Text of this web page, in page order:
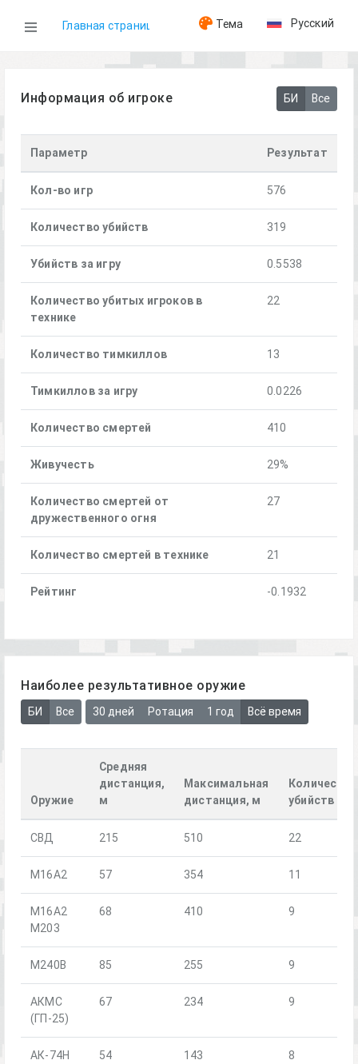
Главная страница Тема Русский
Информация об игроке БИ Все
Параметр Результат
Кол-во игр 576
Количество убийств 319
Убийств за игру 0.5538
Количество убитых игроков в
технике
22
Количество тимкиллов 13
Тимкиллов за игру 0.0226
Количество смертей 410
Живучесть 29%
Количество смертей от
дружественного огня
27
Количество смертей в технике 21
Рейтинг -0.1932
Наиболее результативное оружие
БИ Все 30 дней Ротация 1 год Всё время
Оружие
Средняя
дистанция,
м
Максимальная
дистанция, м
Количество
убийств
СВД 215 510 22
M16A2 57 354 11
M16A2
M203
68 410 9
M240B 85 255 9
АКМС
(ГП-25)
67 234 9
АК-74Н
54 143 8